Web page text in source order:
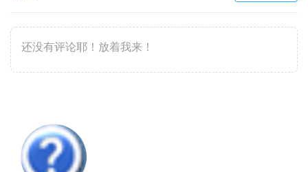
还没有评论耶！放着我来！